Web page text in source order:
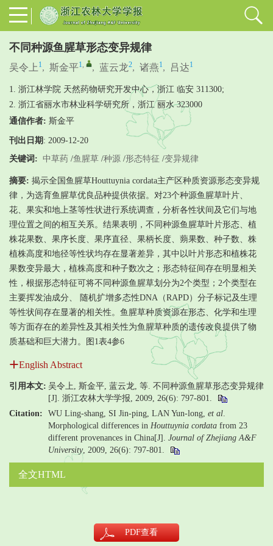
不同种源鱼腥草形态变异规律
吴令上 1, 斯金平1, , 蓝云龙2, 诸燕1, 吕达1
1. 浙江林学院 天然药物研究开发中心，浙江 临安 311300;
2. 浙江省丽水市林业科学研究所，浙江 丽水 323000
通信作者: 斯金平
刊出日期 : 2009-12-20
关键词: 中草药 /鱼腥草 /种源 /形态特征 /变异规律
摘要: 揭示全国鱼腥草Houttuynia cordata主产区种质资源形态变异规
律，为选育鱼腥草优良品种提供依据。对23个种源鱼腥草叶片、
花、果实和地上茎等性状进行系统调查，分析各性状间及它们与地
理位置之间的相互关系。结果表明，不同种源鱼腥草叶片形态、植
株花果数、果序长度、果序直径、果柄长度、蒴果数、种子数、株
植株高度和地径等性状均存在显著差异，其中以叶片形态和植株花
果数变异最大，植株高度和种子数次之；形态特征间存在明显相关
性，根据形态特征可将不同种源鱼腥草划分为2个类型；2个类型在
主要挥发油成分、 随机扩增多态性DNA（RAPD）分子标记及生理
等性状间存在显著的相关性。鱼腥草种质资源在形态、化学和生理
等方面存在的差异性及其相关性为鱼腥草种质的遗传改良提供了物
质基础和巨大潜力。图1表4参6
English Abstract
引用本文: 吴令上, 斯金平, 蓝云龙, 等. 不同种源鱼腥草形态变异规律
[J]. 浙江农林大学学报, 2009, 26(6): 797-801.
Citation:
WU Ling-shang, SI Jin-ping, LAN Yun-long, et al
Morphological differences in Houttuynia cordata from 23
different provenances in China[J]. Journal of Zhejiang A&F
University, 2009, 26(6): 797-801.
全文HTML
PDF查看